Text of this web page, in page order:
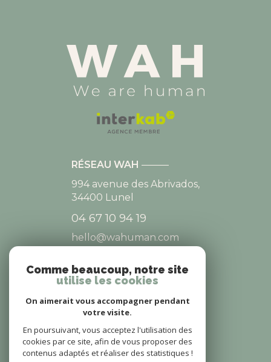
RÉSEAU WAH
994 avenue des Abrivados,
34400 Lunel
04 67 10 94 19
hello@wahuman.com
NOS RÉSEAUX
NOUS SUIVRE
Comme beaucoup, notre site
utilise les cookies
On aimerait vous accompagner pendant
votre visite.
En poursuivant, vous acceptez l'utilisation des
cookies par ce site, afin de vous proposer des
contenus adaptés et réaliser des statistiques !